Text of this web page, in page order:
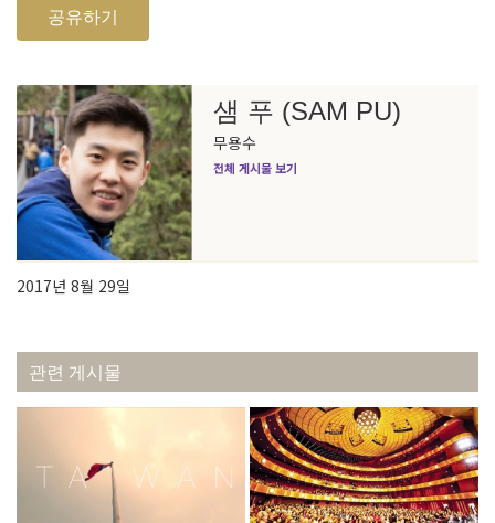
공유하기
샘 푸 (SAM PU)
무용수
전체 게시물 보기
2017년 8월 29일
관련 게시물